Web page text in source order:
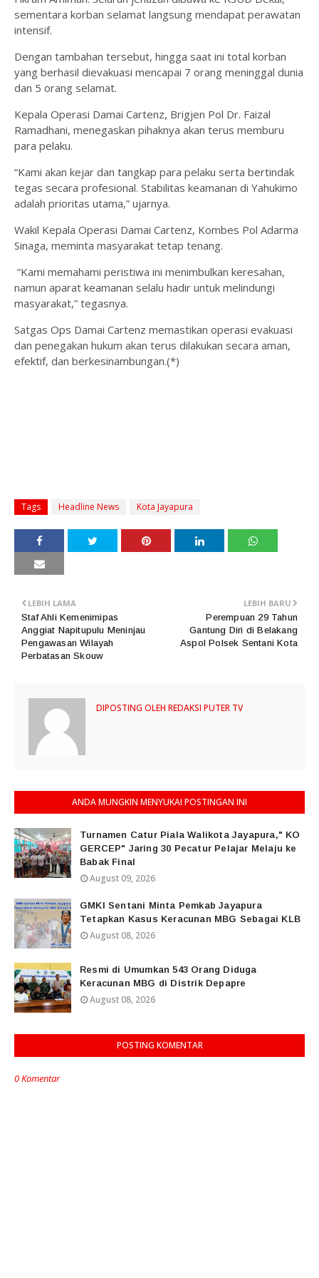
sementara korban selamat langsung mendapat perawatan
intensif.
Dengan tambahan tersebut, hingga saat ini total korban
yang berhasil dievakuasi mencapai 7 orang meninggal dunia
dan 5 orang selamat.
Kepala Operasi Damai Cartenz, Brigjen Pol Dr. Faizal
Ramadhani, menegaskan pihaknya akan terus memburu
para pelaku.
“Kami akan kejar dan tangkap para pelaku serta bertindak
tegas secara profesional. Stabilitas keamanan di Yahukimo
adalah prioritas utama,” ujarnya.
Wakil Kepala Operasi Damai Cartenz, Kombes Pol Adarma
Sinaga, meminta masyarakat tetap tenang.
“Kami memahami peristiwa ini menimbulkan keresahan,
namun aparat keamanan selalu hadir untuk melindungi
masyarakat,” tegasnya.
Satgas Ops Damai Cartenz memastikan operasi evakuasi
dan penegakan hukum akan terus dilakukan secara aman,
efektif, dan berkesinambungan.(*)
Tags Headline News Kota Jayapura
LEBIH BARU
Perempuan 29 Tahun
Gantung Diri di Belakang
Aspol Polsek Sentani Kota
LEBIH LAMA
Staf Ahli Kemenimipas
Anggiat Napitupulu Meninjau
Pengawasan Wilayah
Perbatasan Skouw
DIPOSTING OLEH REDAKSI PUTER TV
ANDA MUNGKIN MENYUKAI POSTINGAN INI
Turnamen Catur Piala Walikota Jayapura," KO
GERCEP" Jaring 30 Pecatur Pelajar Melaju ke
Babak Final
August 09, 2026
GMKI Sentani Minta Pemkab Jayapura
Tetapkan Kasus Keracunan MBG Sebagai KLB
August 08, 2026
Resmi di Umumkan 543 Orang Diduga
Keracunan MBG di Distrik Depapre
August 08, 2026
POSTING KOMENTAR
0 Komentar